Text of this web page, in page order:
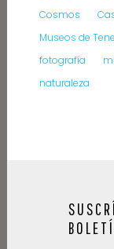
Cosmos
Museos de
fotografía
naturaleza